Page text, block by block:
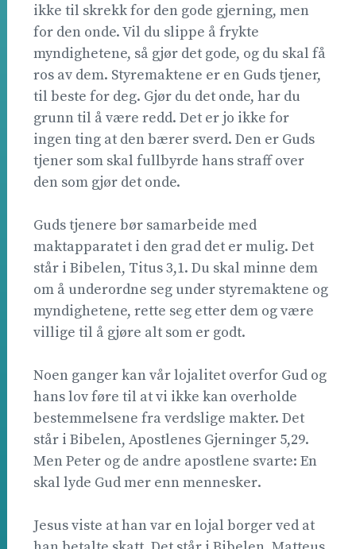
ikke til skrekk for den gode gjerning, men
for den onde. Vil du slippe å frykte
myndighetene, så gjør det gode, og du skal få
ros av dem. Styremaktene er en Guds tjener,
til beste for deg. Gjør du det onde, har du
grunn til å være redd. Det er jo ikke for
ingen ting at den bærer sverd. Den er Guds
tjener som skal fullbyrde hans straff over
den som gjør det onde.
Guds tjenere bør samarbeide med
maktapparatet i den grad det er mulig. Det
står i Bibelen, Titus 3,1. Du skal minne dem
om å underordne seg under styremaktene og
myndighetene, rette seg etter dem og være
villige til å gjøre alt som er godt.
Noen ganger kan vår lojalitet overfor Gud og
hans lov føre til at vi ikke kan overholde
bestemmelsene fra verdslige makter. Det
står i Bibelen, Apostlenes Gjerninger 5,29.
Men Peter og de andre apostlene svarte: En
skal lyde Gud mer enn mennesker.
Jesus viste at han var en lojal borger ved at